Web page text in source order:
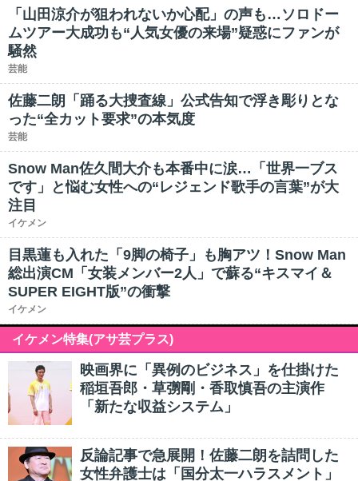
「山田涼介が狙われないか心配」の声も…ソロドー
ムツアー大成功も“人気女優の来場”疑惑にファンが
騒然
芸能
佐藤二朗「踊る大捜査線」公式告知で浮き彫りとな
った“全カット要求”の本気度
芸能
Snow Man佐久間大介も本番中に涙…「世界一ブス
です」と悩む女性への“レジェンド歌手の言葉”が大
注目
イケメン
目黒蓮も入れた「9脚の椅子」も胸アツ！Snow Man
総出演CM「女装メンバー2人」で蘇る“キスマイ＆
SUPER EIGHT版”の衝撃
イケメン
イケメン特集(アサ芸プラス)
映画界に「異例のビジネス」を仕掛けた
稲垣吾郎・草彅剛・香取慎吾の主演作
「新たな収益システム」
反論記事で急展開！佐藤二朗を詰問した
女性弁護士は「国分太一ハラスメント」